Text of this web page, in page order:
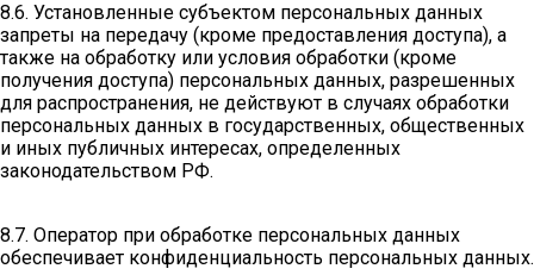
8.6. Установленные субъектом персональных данных
запреты на передачу (кроме предоставления доступа), а
также на обработку или условия обработки (кроме
получения доступа) персональных данных, разрешенных
для распространения, не действуют в случаях обработки
персональных данных в государственных, общественных
и иных публичных интересах, определенных
законодательством РФ.
8.7. Оператор при обработке персональных данных
обеспечивает конфиденциальность персональных данных.